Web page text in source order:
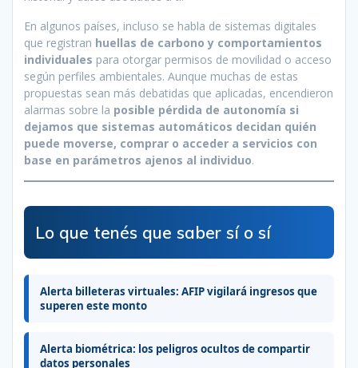
En algunos países, incluso se habla de sistemas digitales
que registran huellas de carbono y comportamientos
individuales para otorgar permisos de movilidad o acceso
según perfiles ambientales. Aunque muchas de estas
propuestas sean más debatidas que aplicadas, encendieron
alarmas sobre la posible pérdida de autonomía si
dejamos que sistemas automáticos decidan quién
puede moverse, comprar o acceder a servicios con
base en parámetros ajenos al individuo.
Lo que tenés que saber sí o sí
Alerta billeteras virtuales: AFIP vigilará ingresos que
superen este monto
Alerta biométrica: los peligros ocultos de compartir
datos personales